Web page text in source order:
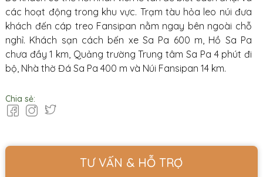
các hoạt động trong khu vực. Trạm tàu hỏa leo núi đưa
khách đến cáp treo Fansipan nằm ngay bên ngoài chỗ
nghỉ. Khách sạn cách bến xe Sa Pa 600 m, Hồ Sa Pa
chưa đầy 1 km, Quảng trường Trung tâm Sa Pa 4 phút đi
bộ, Nhà thờ Đá Sa Pa 400 m và Núi Fansipan 14 km.
Chia sẻ:
TƯ VẤN & HỖ TRỢ